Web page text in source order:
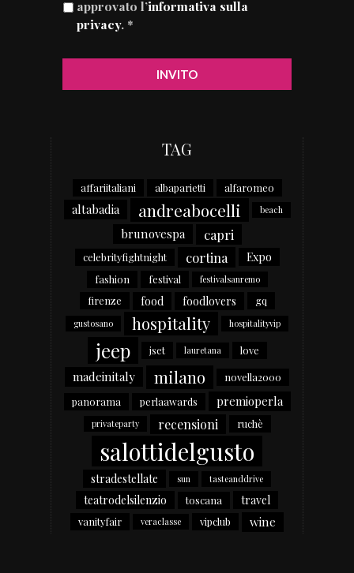
approvato l’informativa sulla
privacy. *
TAG
affariitaliani albaparietti alfaromeo
altabadia andreabocelli beach
brunovespa capri
celebrityfightnight cortina Expo
fashion festival festivalsanremo
firenze food foodlovers gq
gustosano hospitality hospitalityvip
jeep jset lauretana love
madeinitaly milano
novella2000
panorama
perlaawards premioperla
privateparty recensioni ruchè
salottidelgusto
stradestellate sun tasteanddrive
teatrodelsilenzio toscana travel
vanityfair veraclasse vipclub wine